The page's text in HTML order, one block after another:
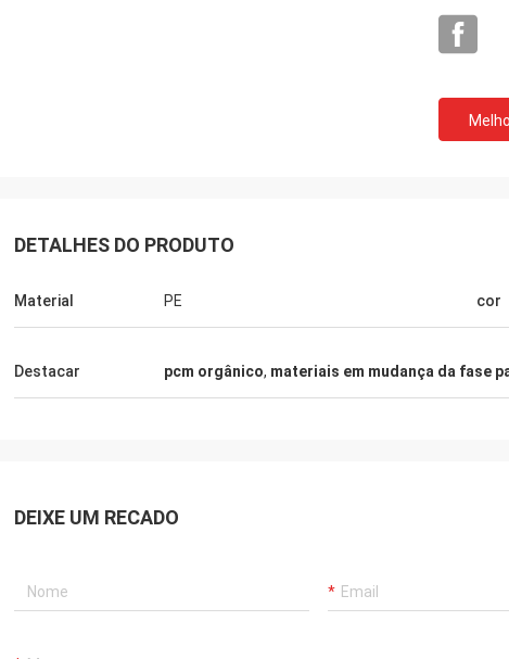
As almofadas refrigerando do PCM são
DETALHES DO PRODUTO
Material PE cor
Destacar pcm orgânico, materiais em mudança da fase
DEIXE UM RECADO